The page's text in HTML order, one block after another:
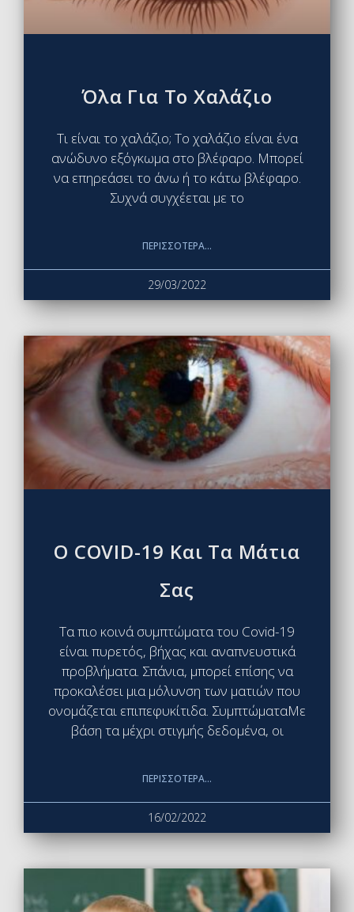
Όλα Για Το Χαλάζιο
Τι είναι το χαλάζιο; Το χαλάζιο είναι ένα
ανώδυνο εξόγκωμα στο βλέφαρο. Μπορεί
να επηρεάσει το άνω ή το κάτω βλέφαρο.
Συχνά συγχέεται με το
ΠΕΡΙΣΣΌΤΕΡΑ...
29/03/2022
Ο COVID-19 Και Τα Μάτια
Σας
Τα πιο κοινά συμπτώματα του Covid-19
είναι πυρετός, βήχας και αναπνευστικά
προβλήματα. Σπάνια, μπορεί επίσης να
προκαλέσει μια μόλυνση των ματιών που
ονομάζεται επιπεφυκίτιδα. ΣυμπτώματαΜε
βάση τα μέχρι στιγμής δεδομένα, οι
ΠΕΡΙΣΣΌΤΕΡΑ...
16/02/2022